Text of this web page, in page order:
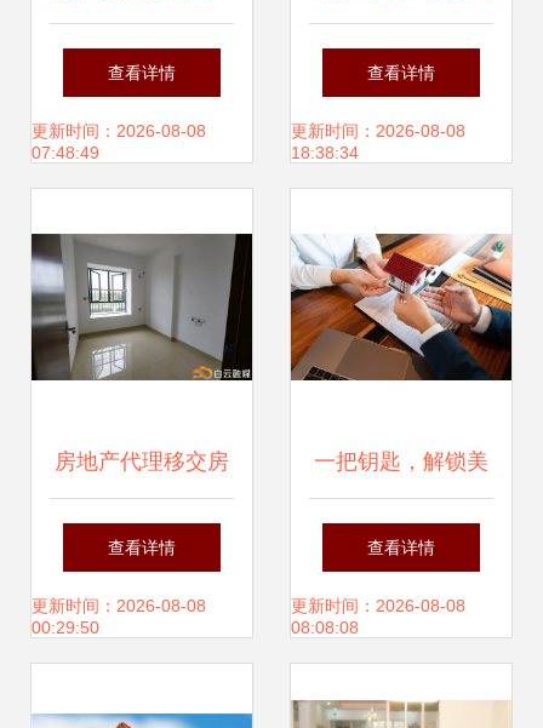
房验厂安全检测及
房屋销售代理服务
查看详情
更新时间：2026-08-08
07:48:49
治理看产业服务新
趋势
查看详情
更新时间：2026-08-08
18:38:34
房地产代理移交房
屋模型与销售概念
解析
查看详情
更新时间：2026-08-08
00:29:50
一把钥匙，解锁美
好新生活 房屋销售
的温柔革命
查看详情
更新时间：2026-08-08
08:08:08